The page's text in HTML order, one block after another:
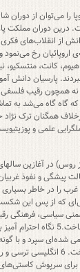
را می‌توان از
درین دوران مملکت
اروپائیان رخ
هیوم، کانت، منتسکیو،
پارسیان دانش
همچون رقیب
گاه گاه می‌شد به
همگنان ترک نژاد
علمی و
در آغازین
پیشگی و نفوذ
را در خاطر بسیاری
که از پس این
سیاسی، فرهنگی
تهدیدی ایدئولوژیک مبدل ساخت.5
شده‌ای سپرد و با
بینی و بیگانه هراسی
سرپوش